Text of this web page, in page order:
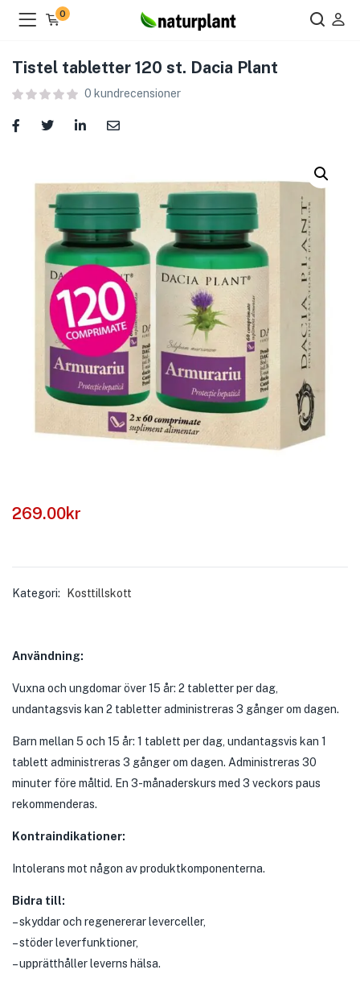
)
0
Tistel tabletter 120 st. Dacia Plant
0 kundrecensioner
269.00kr
Kategori: Kosttillskott
Användning:
Vuxna och ungdomar över 15 år: 2 tabletter per dag,
undantagsvis kan 2 tabletter administreras 3 gånger om dagen.
Barn mellan 5 och 15 år: 1 tablett per dag, undantagsvis kan 1
tablett administreras 3 gånger om dagen. Administreras 30
minuter före måltid. En 3-månaderskurs med 3 veckors paus
rekommenderas.
Kontraindikationer:
Intolerans mot någon av produktkomponenterna.
Bidra till:
– skyddar och regenererar leverceller,
– stöder leverfunktioner,
– upprätthåller leverns hälsa.